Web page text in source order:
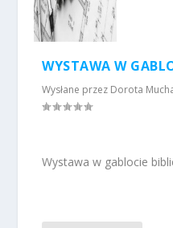
WYSTAWA W
Wysłane przez Dorota
Wystawa w gablocie